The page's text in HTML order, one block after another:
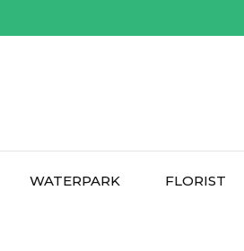
WATERPARK FLORIST